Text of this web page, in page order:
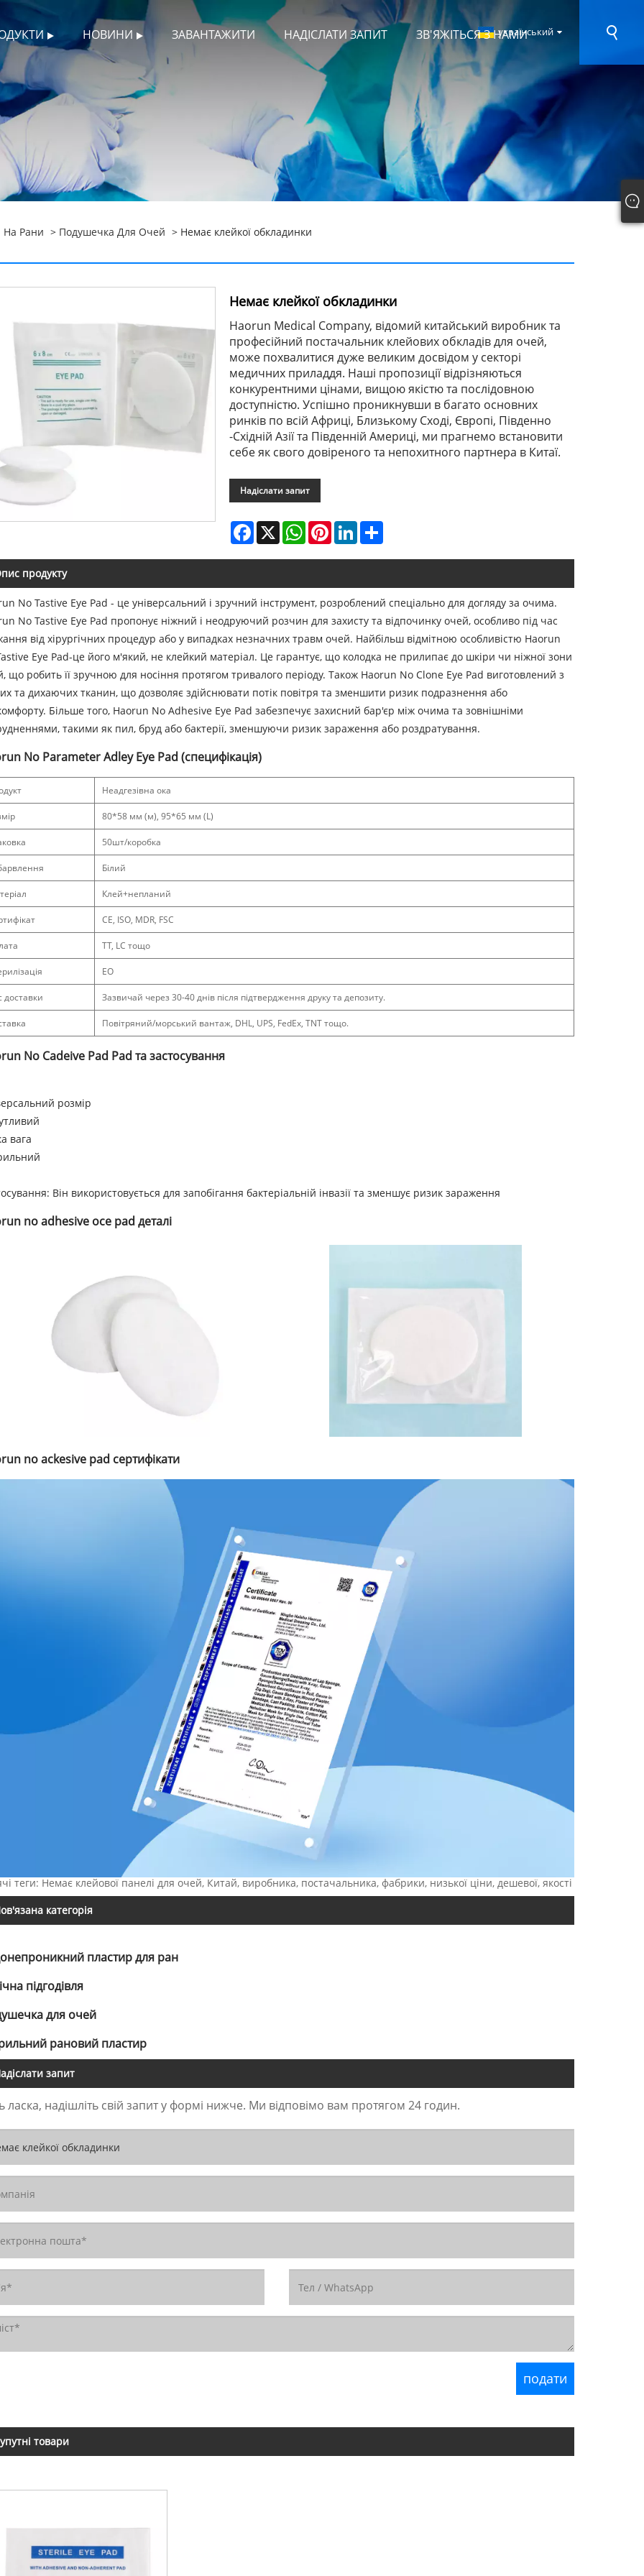
НОВИНИ ЗАВАНТАЖИТИ НАДІСЛАТИ ЗАПИТ ЗВ'ЯЖІТЬСЯ З НАМИ
український
На Рани > Подушечка Для Очей > Немає клейкої обкладинки
Немає клейкої обкладинки
Haorun Medical Company, відомий китайський виробник та
професійний постачальник клейових обкладів для очей,
може похвалитися дуже великим досвідом у секторі
медичних приладдя. Наші пропозиції відрізняються
конкурентними цінами, вищою якістю та послідовною
доступністю. Успішно проникнувши в багато основних
ринків по всій Африці, Близькому Сході, Європі, Південно
-Східній Азії та Південній Америці, ми прагнемо встановити
себе як свого довіреного та непохитного партнера в Китаї.
Надіслати запит
Facebook
X WhatsAppPinterestLinkedInShare
продукту
No Tastive Eye Pad - це універсальний і зручний інструмент, розроблений спеціально для догляду за очима.
No Tastive Eye Pad пропонує ніжний і неодруючий розчин для захисту та відпочинку очей, особливо під час
від хірургічних процедур або у випадках незначних травм очей. Найбільш відмітною особливістю Haorun
Eye Pad-це його м'який, не клейкий матеріал. Це гарантує, що колодка не прилипає до шкіри чи ніжної зони
що робить її зручною для носіння протягом тривалого періоду. Також Haorun No Clone Eye Pad виготовлений з
та дихаючих тканин, що дозволяє здійснювати потік повітря та зменшити ризик подразнення або
Більше того, Haorun No Adhesive Eye Pad забезпечує захисний бар'єр між очима та зовнішніми
такими як пил, бруд або бактерії, зменшуючи ризик зараження або роздратування.
No Parameter Adley Eye Pad (специфікація)
Неадгезівна ока
80*58 мм (м), 95*65 мм (L)
50шт/коробка
Білий
Клей+непланий
CE, ISO, MDR, FSC
TT, LC тощо
EO
доставки Зазвичай через 30-40 днів після підтвердження друку та депозиту.
Повітряний/морський вантаж, DHL, UPS, FedEx, TNT тощо.
No Cadeive Pad Pad та застосування
розмір
вага
Він використовується для запобігання бактеріальній інвазії та зменшує ризик зараження
no adhesive oce pad деталі
no ackesive pad сертифікати
теги: Немає клейової панелі для очей, Китай, виробника, постачальника, фабрики, низької ціни, дешевої, якості
категорія
пластир для ран
підгодівля
для очей
рановий пластир
запит
ласка, надішліть свій запит у формі нижче. Ми відповімо вам протягом 24 годин.
товари